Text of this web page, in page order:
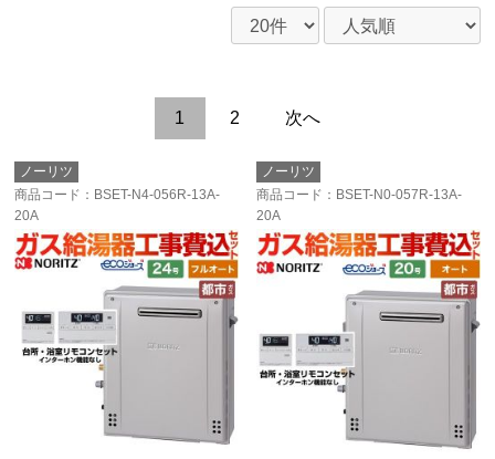
1 2 次へ
ノーリツ
商品コード ：BSET-N4-056R-13A-
20A
ノーリツ
商品コード ：BSET-N0-057R-13A-
20A